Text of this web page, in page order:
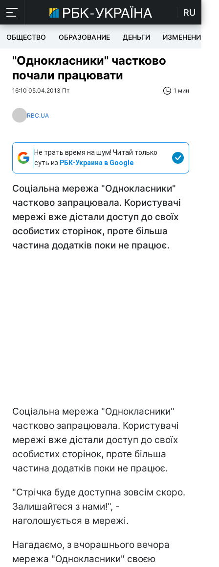
RU
ОБЩЕСТВО ОБРАЗОВАНИЕ ДЕНЬГИ ИЗМЕНЕНИЯ
"Однокласники" частково
почали працювати
16:10 05.04.2013 Пт 1 мин
RBC.UA
Не трать время на шум! Читай только
суть из РБК-Украина в Google
Соціальна мережа "Однокласники"
частково запрацювала. Користувачі
мережі вже дістали доступ до своїх
особистих сторінок, проте більша
частина додатків поки не працює.
Соціальна мережа "Однокласники"
частково запрацювала. Користувачі
мережі вже дістали доступ до своїх
особистих сторінок, проте більша
частина додатків поки не працює.
"Стрічка буде доступна зовсім скоро.
Залишайтеся з нами!", -
наголошується в мережі.
Нагадаємо, з вчорашнього вечора
мережа "Однокласники" своєю